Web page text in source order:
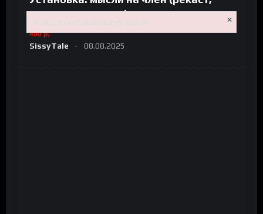
сисси-инструкции)
490 р.
SissyTale 08.08.2025
×
Failed to initialize plugin: wplink